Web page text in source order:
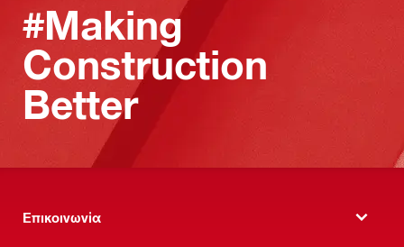
#Making
Construction
Better
Επικοινωνία